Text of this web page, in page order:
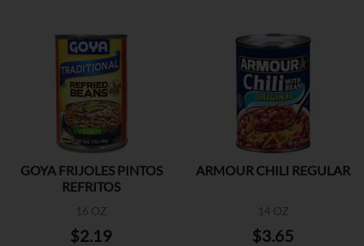
GOYA FRIJOLES PINTOS
REFRITOS
16 OZ
$2.19
ARMOUR CHILI REGULAR
14 OZ
$3.65